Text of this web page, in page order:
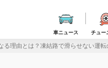
車ニュース チュー
る理由とは？凍結路で滑らせない運